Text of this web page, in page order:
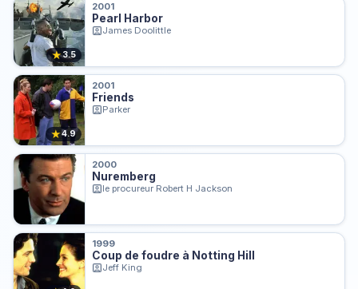
★3.5
2001
Pearl Harbor
James Doolittle
★4.9
2001
Friends
Parker
2000
Nuremberg
le procureur Robert H Jackson
1999
Coup de foudre à Notting Hill
Jeff King